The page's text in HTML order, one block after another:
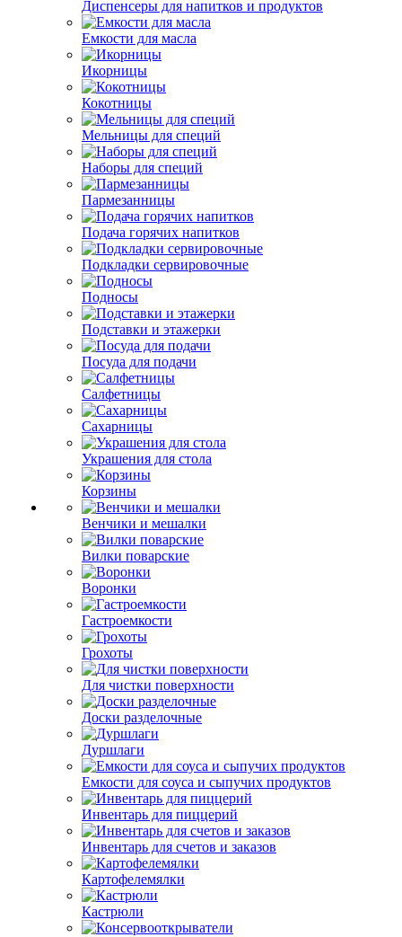
Диспенсеры для напитков и продуктов
Емкости для масла
Икорницы
Кокотницы
Мельницы для специй
Наборы для специй
Пармезанницы
Подача горячих напитков
Подкладки сервировочные
Подносы
Подставки и этажерки
Посуда для подачи
Салфетницы
Сахарницы
Украшения для стола
Корзины
Венчики и мешалки
Вилки поварские
Воронки
Гастроемкости
Грохоты
Для чистки поверхности
Доски разделочные
Дуршлаги
Емкости для соуса и сыпучих продуктов
Инвентарь для пиццерий
Инвентарь для счетов и заказов
Картофелемялки
Кастрюли